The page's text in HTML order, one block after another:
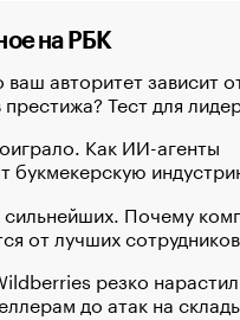
на РБК
ваш авторитет зависит
Тест для
Как ИИ-агенты
букмекерскую
Почему
от лучших сотрудников
резко нарастил
до атак на